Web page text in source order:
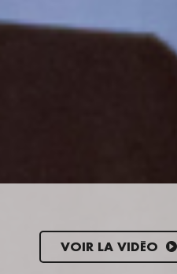
VOIR LA VIDÉO